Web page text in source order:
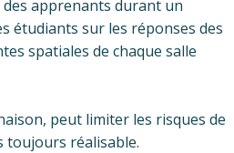
apprenants durant un
étudiants sur les réponses des
spatiales de chaque salle
peut limiter les risques de
toujours réalisable.